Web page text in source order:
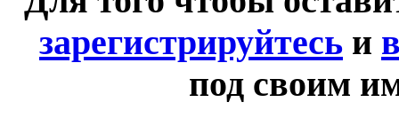
зарегистрируйтесь и
под своим